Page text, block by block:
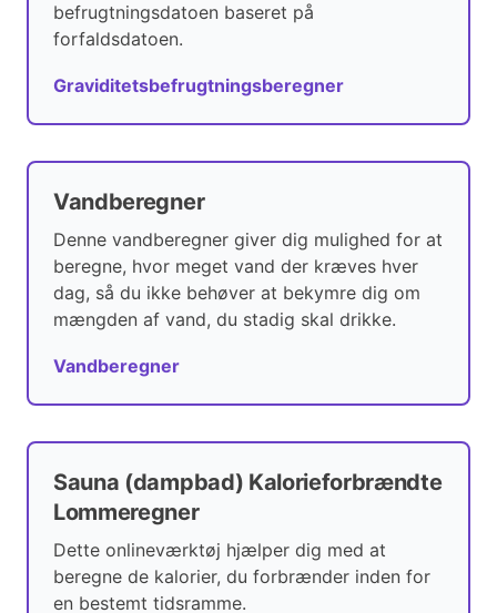
befrugtningsdatoen baseret på
forfaldsdatoen.
Graviditetsbefrugtningsberegner
Vandberegner
Denne vandberegner giver dig mulighed for at
beregne, hvor meget vand der kræves hver
dag, så du ikke behøver at bekymre dig om
mængden af vand, du stadig skal drikke.
Vandberegner
Sauna (dampbad) Kalorieforbrændte
Lommeregner
Dette onlineværktøj hjælper dig med at
beregne de kalorier, du forbrænder inden for
en bestemt tidsramme.